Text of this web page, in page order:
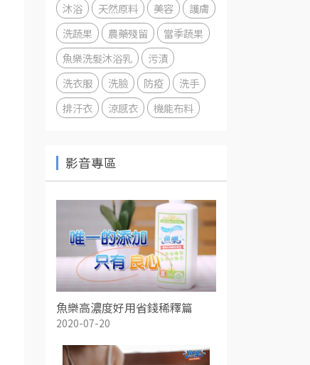
沐浴
天然原料 美容
護膚
洗蔬果
農藥殘留
當季蔬果
魚樂洗髮沐浴乳
污漬
洗衣服
洗臉 防疫
洗手
排汗衣
涼感衣 機能布料
影音專區
魚樂高濃度好用省錢稀釋篇
2020-07-20